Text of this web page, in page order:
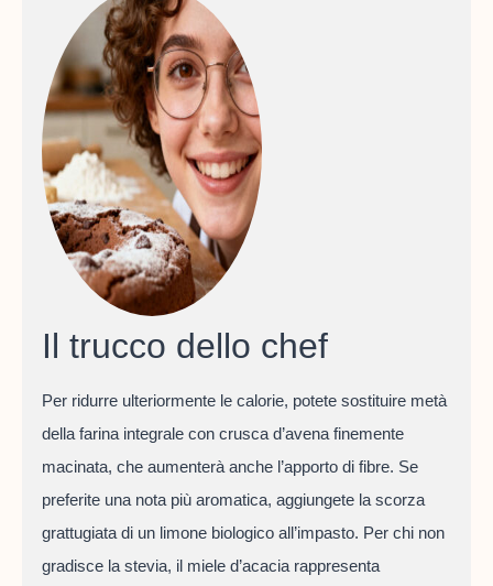
Il trucco dello chef
Per ridurre ulteriormente le calorie, potete sostituire metà
della farina integrale con crusca d’avena finemente
macinata, che aumenterà anche l’apporto di fibre. Se
preferite una nota più aromatica, aggiungete la scorza
grattugiata di un limone biologico all’impasto. Per chi non
gradisce la stevia, il miele d’acacia rappresenta